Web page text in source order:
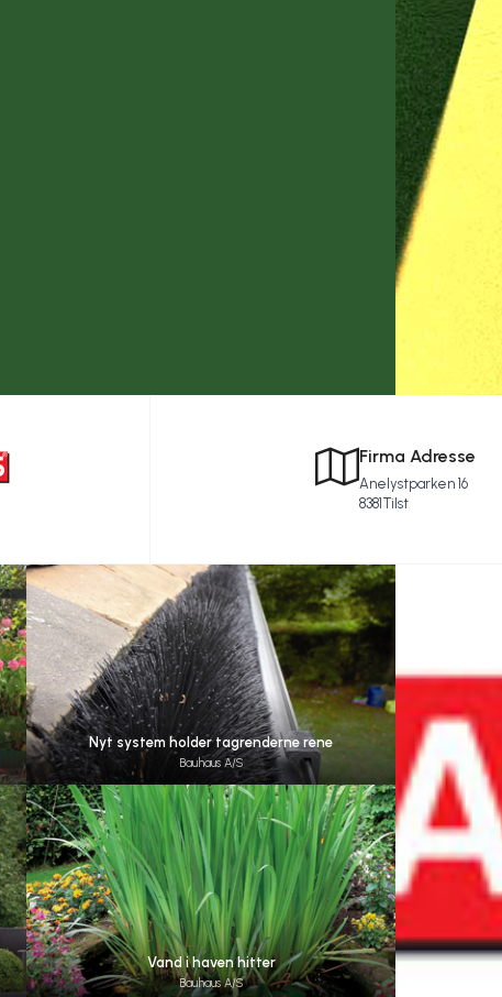
Firma Adresse
Anelystparken 16
8381 Tilst
Nyt system holder tagrenderne rene
Bauhaus A/S
Vand i haven hitter
Bauhaus A/S